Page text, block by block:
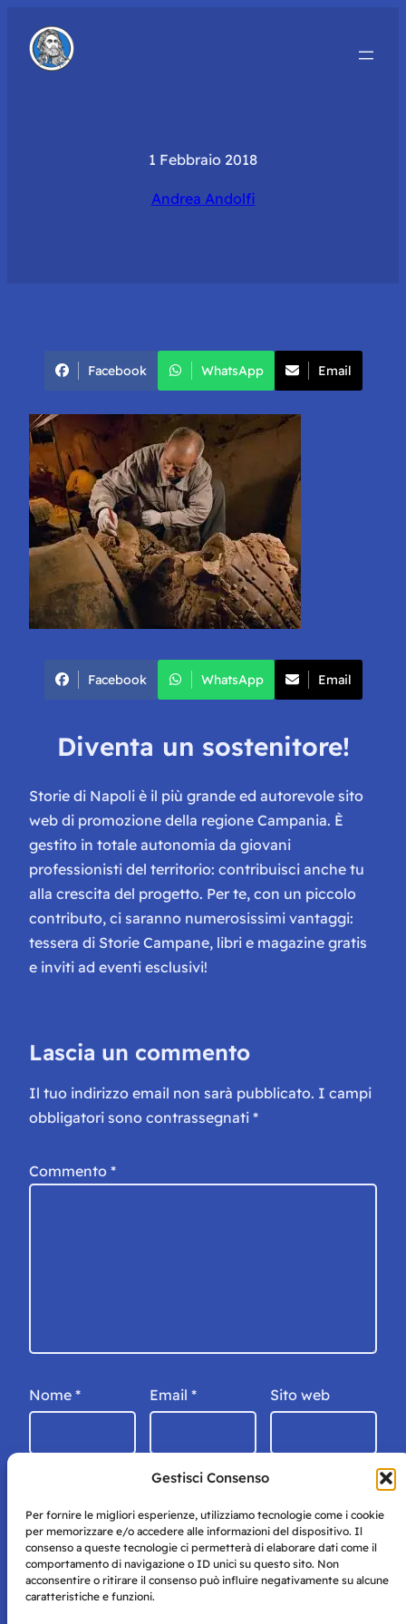
Gestisci Consenso
Per fornire le migliori esperienze, utilizziamo tecnologie come i cookie
per memorizzare e/o accedere alle informazioni del dispositivo. Il
consenso a queste tecnologie ci permetterà di elaborare dati come il
comportamento di navigazione o ID unici su questo sito. Non
acconsentire o ritirare il consenso può influire negativamente su alcune
caratteristiche e funzioni.
1 Febbraio 2018
Andrea Andolfi
Facebook WhatsApp Email
Facebook WhatsApp Email
Diventa un sostenitore!
Storie di Napoli è il più grande ed autorevole sito
web di promozione della regione Campania. È
gestito in totale autonomia da giovani
professionisti del territorio: contribuisci anche tu
alla crescita del progetto. Per te, con un piccolo
contributo, ci saranno numerosissimi vantaggi:
tessera di Storie Campane, libri e magazine gratis
e inviti ad eventi esclusivi!
Lascia un commento
Il tuo indirizzo email non sarà pubblicato. I campi
obbligatori sono contrassegnati *
Commento *
Nome * Email * Sito web